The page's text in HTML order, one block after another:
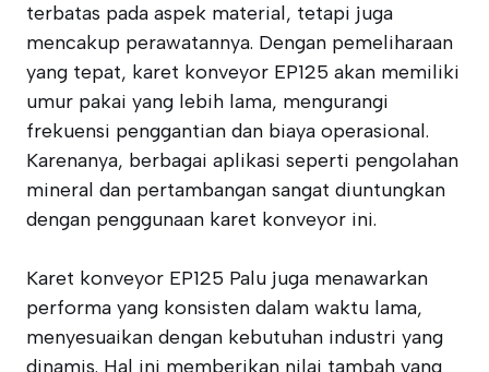
terbatas pada aspek material, tetapi juga
mencakup perawatannya. Dengan pemeliharaan
yang tepat, karet konveyor EP125 akan memiliki
umur pakai yang lebih lama, mengurangi
frekuensi penggantian dan biaya operasional.
Karenanya, berbagai aplikasi seperti pengolahan
mineral dan pertambangan sangat diuntungkan
dengan penggunaan karet konveyor ini.
Karet konveyor EP125 Palu juga menawarkan
performa yang konsisten dalam waktu lama,
menyesuaikan dengan kebutuhan industri yang
dinamis. Hal ini memberikan nilai tambah yang